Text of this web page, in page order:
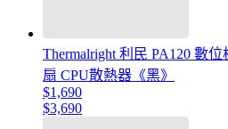
Thermalright 利民 PA120 數
扇 CPU散熱器《黑》
$1,690
$3,690